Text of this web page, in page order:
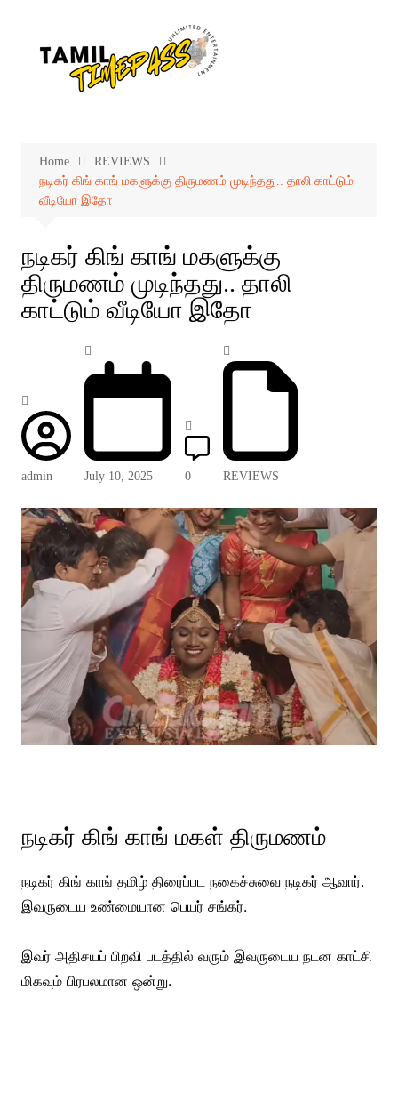
Home
REVIEWS
நடிகர் கிங் காங் மகளுக்கு திருமணம் முடிந்தது.. தாலி காட்டும்
வீடியோ இதோ
நடிகர் கிங் காங் மகளுக்கு
திருமணம் முடிந்தது.. தாலி
காட்டும் வீடியோ இதோ
admin July 10, 2025 0 REVIEWS
நடிகர் கிங் காங் மகள் திருமணம்
நடிகர் கிங் காங் தமிழ் திரைப்பட நகைச்சுவை நடிகர் ஆவார்.
இவருடைய உண்மையான பெயர் சங்கர்.
இவர் அதிசயப் பிறவி படத்தில் வரும் இவருடைய நடன காட்சி
மிகவும் பிரபலமான ஒன்று.